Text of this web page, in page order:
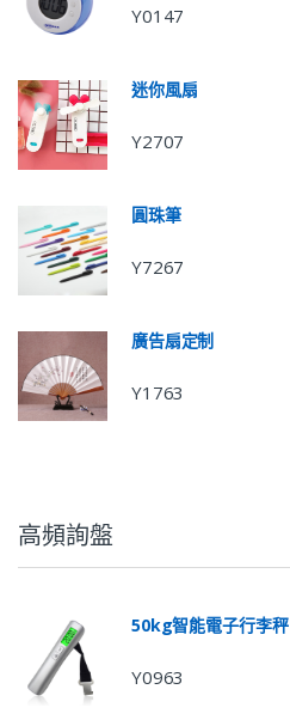
Y0147
迷你風扇
Y2707
圓珠筆
Y7267
廣告扇定制
Y1763
高頻詢盤
50kg智能電子行李秤
Y0963